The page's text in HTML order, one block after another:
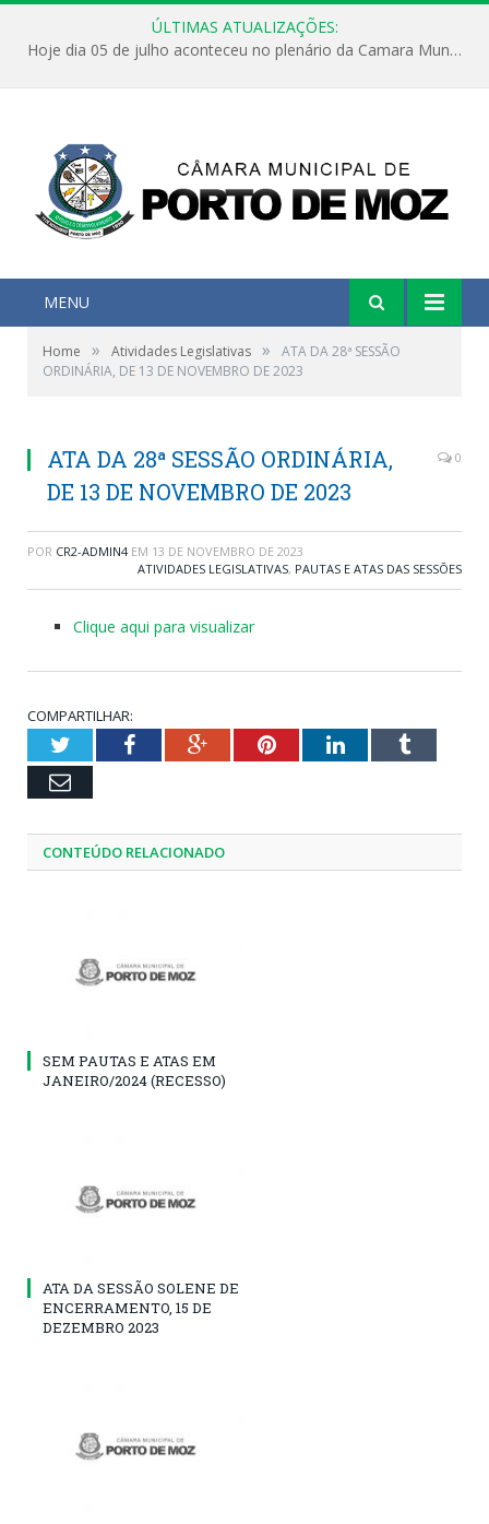
ÚLTIMAS ATUALIZAÇÕES:
Hoje dia 05 de julho aconteceu no plenário da Camara Municipal de Porto de Moz a Sessão Solene de Abertura dos Trabalhos Legislativos 2º Período da 23ª Legislatura
MENU
Home » Atividades Legislativas »
ATA DA 28ª SESSÃO
ORDINÁRIA, DE 13 DE NOVEMBRO DE 2023
ATA DA 28ª SESSÃO ORDINÁRIA,
DE 13 DE NOVEMBRO DE 2023
0
POR CR2-ADMIN4 EM 13 DE NOVEMBRO DE 2023
ATIVIDADES LEGISLATIVAS, PAUTAS E ATAS DAS SESSÕES
Clique aqui para visualizar
COMPARTILHAR:
TwitterFacebookGoogle+PinterestLinkedInTumblr
Email
CONTEÚDO RELACIONADO
SEM PAUTAS E ATAS EM
JANEIRO/2024 (RECESSO)
ATA DA SESSÃO SOLENE DE
ENCERRAMENTO, 15 DE
DEZEMBRO 2023